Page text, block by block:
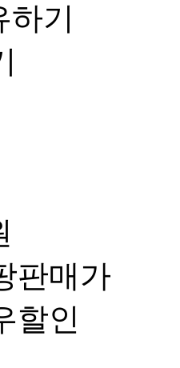
하기
판매가
할인